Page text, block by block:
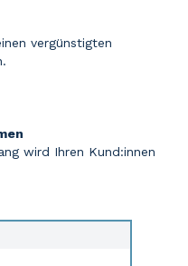
vergünstigten
wird Ihren Kund:innen